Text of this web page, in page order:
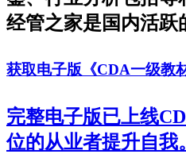
经管之家是国内活跃
获取电子版《CDA一级教
完整电子版已上线
位的从业者提升自我。